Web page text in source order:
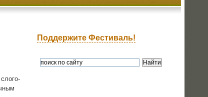
сло­го­
Поддержите Фестиваль!